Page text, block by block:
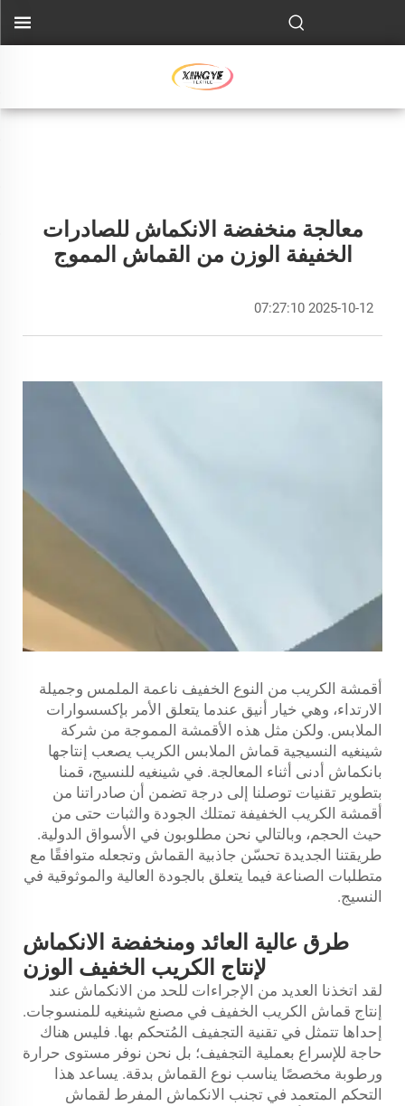
معالجة منخفضة الانكماش للصادرات
الخفيفة الوزن من القماش المموج
2025-10-12 07:27:10
أقمشة الكريب من النوع الخفيف ناعمة الملمس وجميلة
الارتداء، وهي خيار أنيق عندما يتعلق الأمر بإكسسوارات
الملابس. ولكن مثل هذه الأقمشة المموجة من شركة
شينغيه النسيجية قماش الملابس الكريب يصعب إنتاجها
بانكماش أدنى أثناء المعالجة. في شينغيه للنسيج، قمنا
بتطوير تقنيات توصلنا إلى درجة تضمن أن صادراتنا من
أقمشة الكريب الخفيفة تمتلك الجودة والثبات حتى من
حيث الحجم، وبالتالي نحن مطلوبون في الأسواق الدولية.
طريقتنا الجديدة تحسّن جاذبية القماش وتجعله متوافقًا مع
متطلبات الصناعة فيما يتعلق بالجودة العالية والموثوقية في
النسيج.
طرق عالية العائد ومنخفضة الانكماش
لإنتاج الكريب الخفيف الوزن
لقد اتخذنا العديد من الإجراءات للحد من الانكماش عند
إنتاج قماش الكريب الخفيف في مصنع شينغيه للمنسوجات.
إحداها تتمثل في تقنية التجفيف المُتحكم بها. فليس هناك
حاجة للإسراع بعملية التجفيف؛ بل نحن نوفر مستوى حرارة
ورطوبة مخصصًا يناسب نوع القماش بدقة. يساعد هذا
التحكم المتعمد في تجنب الانكماش المفرط لقماش